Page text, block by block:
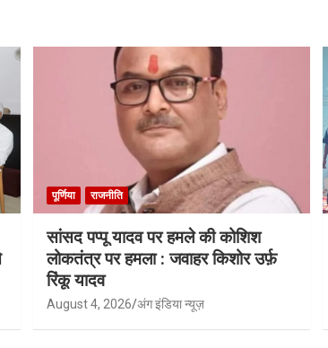
पूर्णिया राजनीति
सांसद पप्पू यादव पर हमले की कोशिश
लोकतंत्र पर हमला : जवाहर किशोर उर्फ़
रिंकू यादव
August 4, 2026 अंग इंडिया न्यूज़